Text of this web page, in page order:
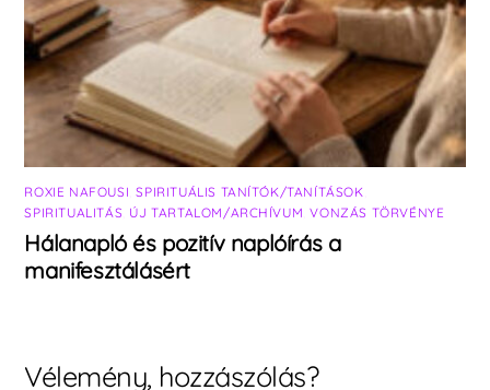
ROXIE NAFOUSI ,SPIRITUÁLIS TANÍTÓK/TANÍTÁSOK
SPIRITUALITÁS ÚJ TARTALOM/ARCHÍVUM ,VONZÁS TÖRVÉNYE
Hálanapló és pozitív naplóírás a
manifesztálásért
Vélemény, hozzászólás?